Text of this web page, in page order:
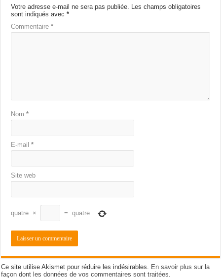
Votre adresse e-mail ne sera pas publiée. Les champs obligatoires
sont indiqués avec*
Commentaire*
Nom*
E-mail*
Site web
quatre × = quatre
Ce site utilise Akismet pour réduire les indésirables. En savoir plus sur la
façon dont les données de vos commentaires sont traitées.